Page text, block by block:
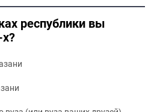
республики вы